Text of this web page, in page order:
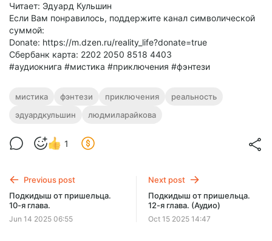
Читает: Эдуард Кульшин
Если Вам понравилось, поддержите канал символической
суммой:
Donate: https://m.dzen.ru/reality_life?donate=true
Сбербанк карта: 2202 2050 8518 4403
#аудиокнига #мистика #приключения #фэнтези
мистика фэнтези приключения
реальность
эдуардкульшин
людмиларайкова
1
Previous post
Подкидыш от пришельца.
10-я глава.
Jun 14 2025 06:55
Next post
Подкидыш от пришельца.
12-я глава. (Аудио)
Oct 15 2025 14:47